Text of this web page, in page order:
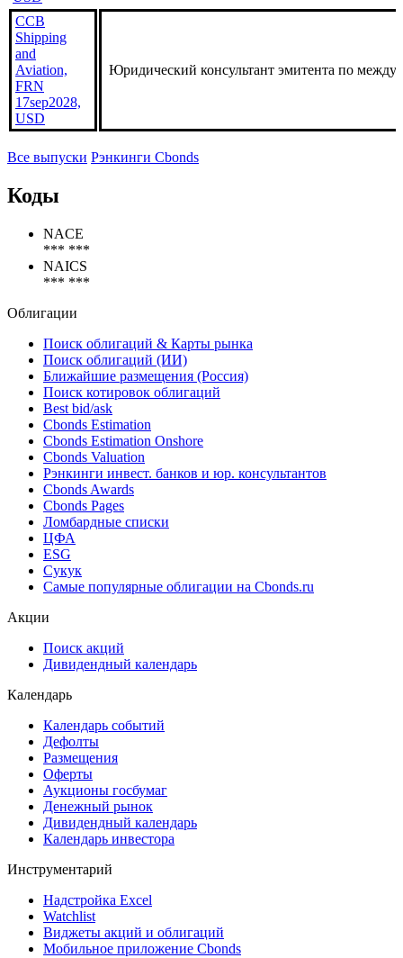
CCB
Shipping
and
Aviation,
FRN
17sep2028,
USD
Юридический консультант эмитента по
Все выпуски Рэнкинги Cbonds
Коды
NACE
*** ***
NAICS
*** ***
Облигации
Поиск облигаций & Карты рынка
Поиск облигаций (ИИ)
Ближайшие размещения (Россия)
Поиск котировок облигаций
Best bid/ask
Cbonds Estimation
Cbonds Estimation Onshore
Cbonds Valuation
Рэнкинги инвест. банков и юр. консультантов
Cbonds Awards
Cbonds Pages
Ломбардные списки
ЦФА
ESG
Сукук
Самые популярные облигации на Cbonds.ru
Акции
Поиск акций
Дивидендный календарь
Календарь
Календарь событий
Дефолты
Размещения
Оферты
Аукционы госбумаг
Денежный рынок
Дивидендный календарь
Календарь инвестора
Инструментарий
Надстройка Excel
Watchlist
Виджеты акций и облигаций
Мобильное приложение Cbonds